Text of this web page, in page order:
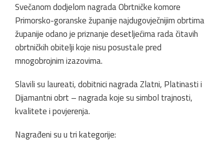
Svečanom dodjelom nagrada Obrtničke komore
Primorsko-goranske županije najdugovječnijim obrtima
županije odano je priznanje desetljećima rada čitavih
obrtničkih obitelji koje nisu posustale pred
mnogobrojnim izazovima.
Slavili su laureati, dobitnici nagrada Zlatni, Platinasti i
Dijamantni obrt – nagrada koje su simbol trajnosti,
kvalitete i povjerenja.
Nagrađeni su u tri kategorije: